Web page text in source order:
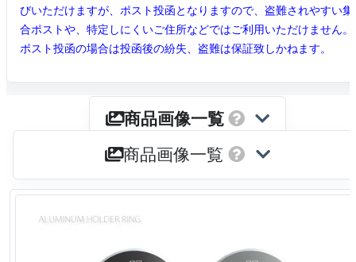
びいただけますが、ポスト投函となりますので、盗難されやすい集
合ポストや、特定しにくいご住所などではご利用いただけません。
ポスト投函の場合は投函後の紛失、盗難は保証致しかねます。
商品画像一覧
商品画像一覧